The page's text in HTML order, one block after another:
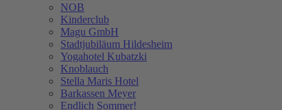
NOB
Kinderclub
Magu GmbH
Stadtjubiläum Hildesheim
Yogahotel Kubatzki
Knoblauch
Stella Maris Hotel
Barkassen Meyer
Endlich Sommer!